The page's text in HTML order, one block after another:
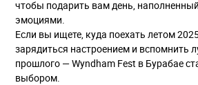
чтобы подарить вам день,
эмоциями.
Если вы ищете, куда поехать летом
зарядиться настроением и вспомнить
прошлого — Wyndham Fest в Бурабае
выбором.